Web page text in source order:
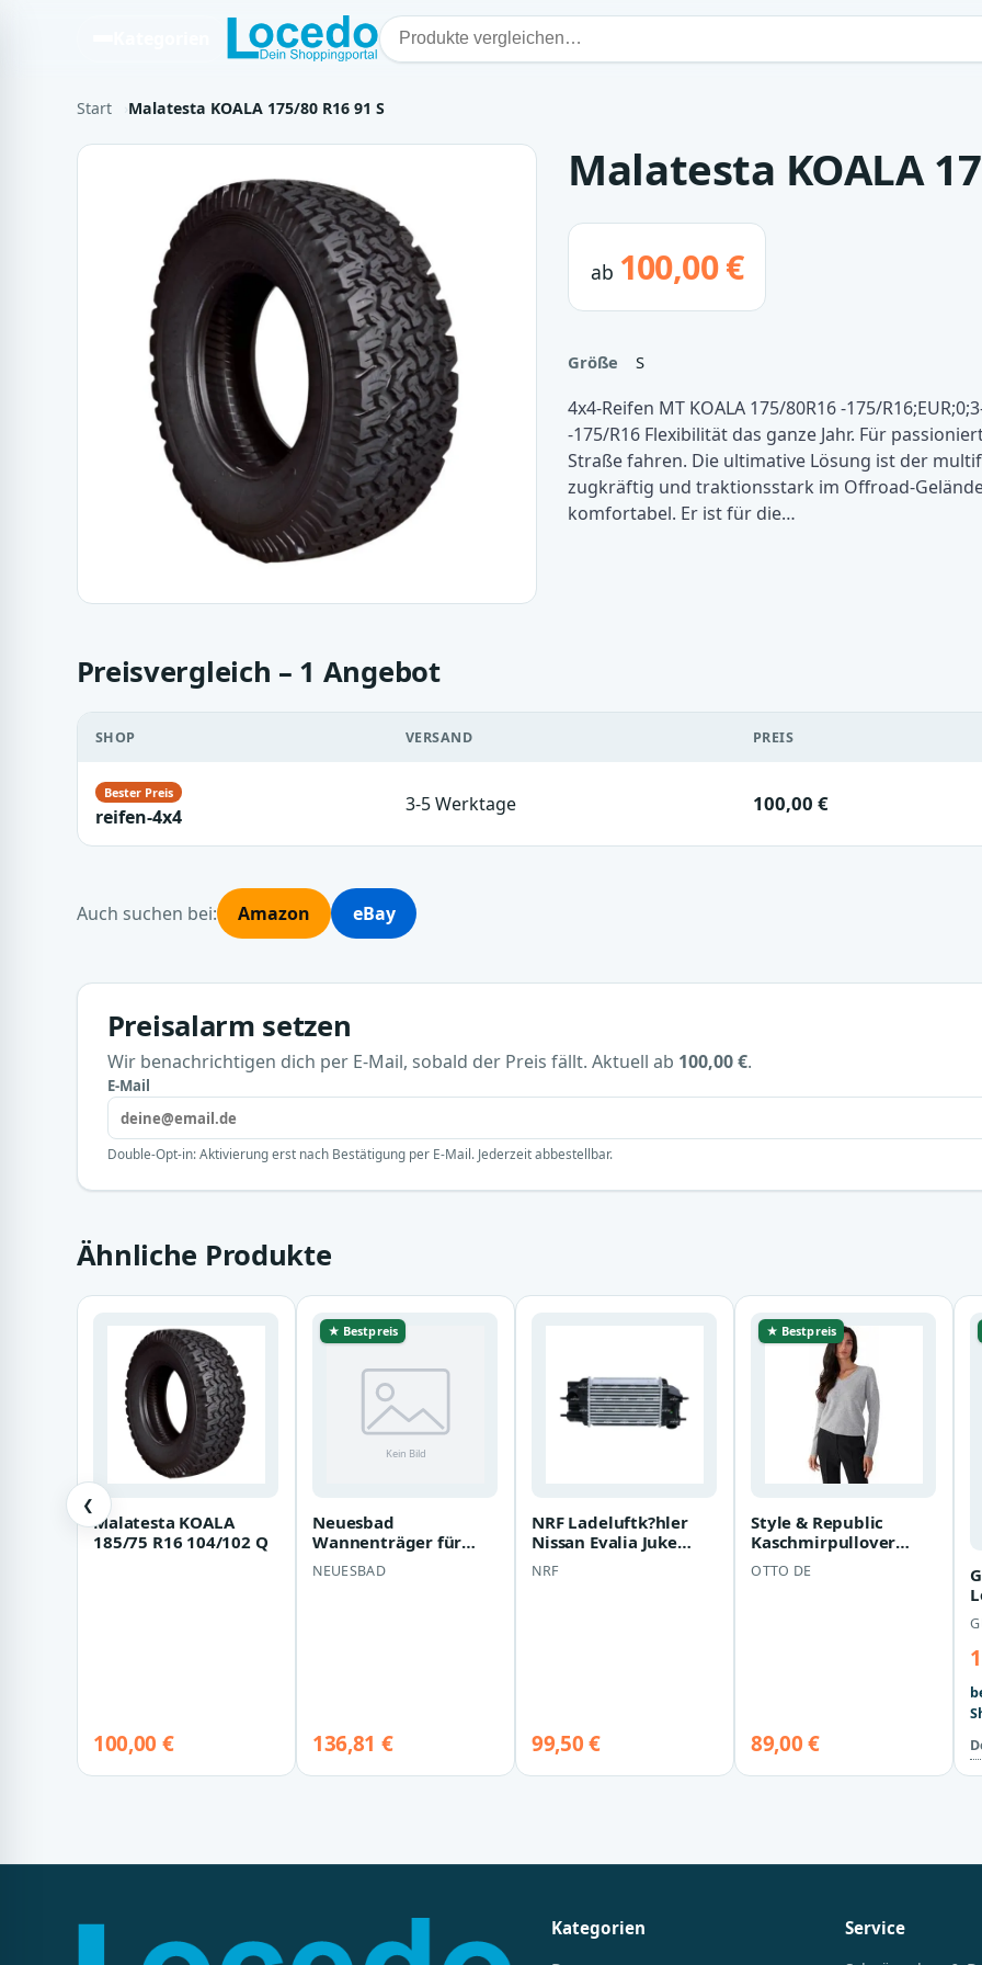
Start Malatesta KOALA 175/80 R16 91 S
Malatesta KOALA
ab 100,00 €
Größe S
4x4-Reifen MT KOALA 175/80R16 -175/
-175/R16 Flexibilität das ganze Jahr. Für
Straße fahren. Die ultimative Lösung ist der
zugkräftig und traktionsstark im Offroad-
komfortabel. Er ist für die…
Preisvergleich – 1 Angebot
SHOP VERSAND PREIS
reifen-4x4
3-5 Werktage 100,00 €
Auch suchen bei: Amazon eBay
Preisalarm setzen
Wir benachrichtigen dich per E-Mail, sobald der Preis fällt. Aktuell ab 100,00 €.
E-Mail
Double-Opt-in: Aktivierung erst nach Bestätigung per E-Mail. Jederzeit abbestellbar.
Ähnliche Produkte
❮
Malatesta KOALA
185/75 R16 104/102 Q
100,00 €
★ Bestpreis
Neuesbad
Wannenträger für
Artweger Jasmin 80
80x80x6 Viertelkreis
NEUESBAD
136,81 €
NRF Ladeluftk?hler
Nissan Evalia Juke
Pulsar 1,5
NRF
99,50 €
★ Bestpreis
Style & Republic
Kaschmirpullover
Kaschmirpullover V-
Neck Kaschmirpull…
OTTO DE
89,00 €
Kategorien Service